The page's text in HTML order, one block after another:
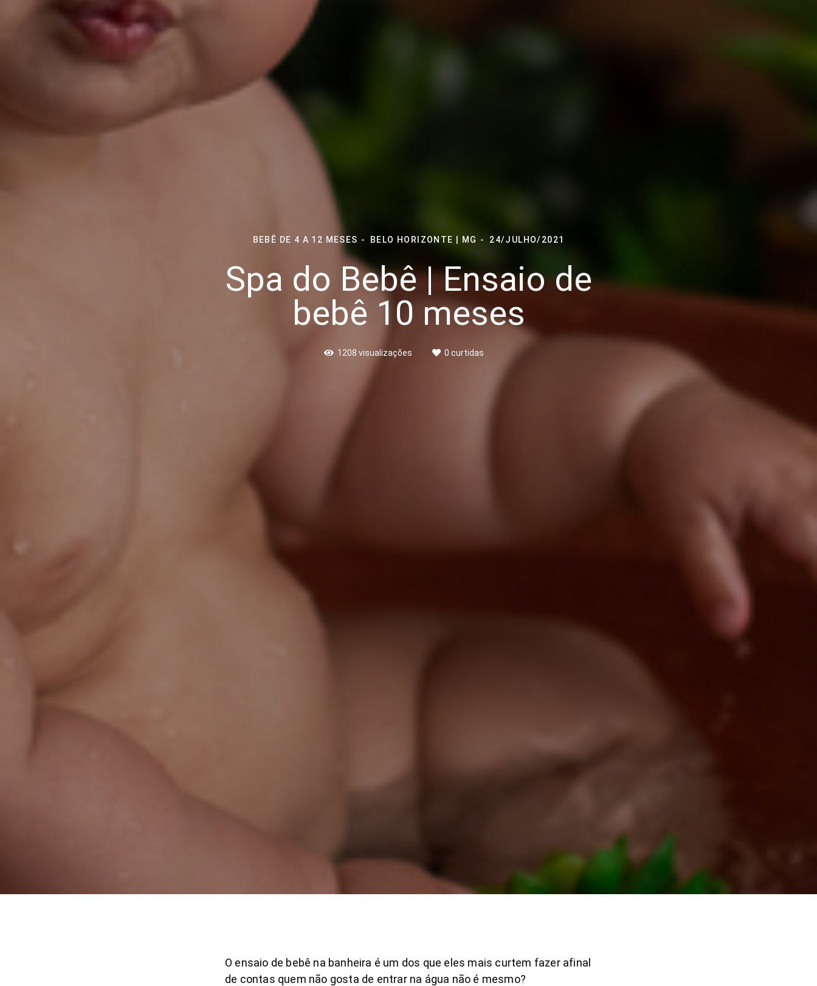
BEBÊ DE 4 A 12 MESES BELO HORIZONTE | MG 24/JULHO/2021
Spa do Bebê | Ensaio de
bebê 10 meses
1208 visualizações 0 curtidas
O ensaio de bebê na banheira é um dos que eles mais curtem fazer afinal
de contas quem não gosta de entrar na água não é mesmo?